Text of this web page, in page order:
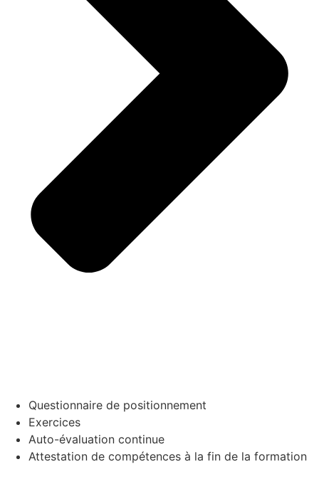
Questionnaire de positionnement
Exercices
Auto-évaluation continue
Attestation de compétences à la fin de la formation